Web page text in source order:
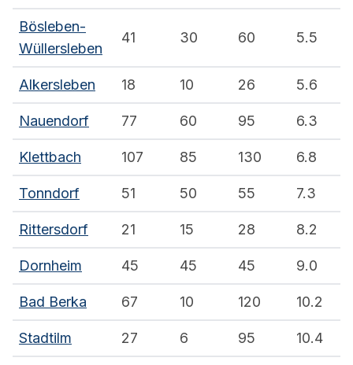
Bösleben-
Wüllersleben
41 30 60 5.5
Alkersleben 18 10 26 5.6
Nauendorf 77 60 95 6.3
Klettbach 107 85 130 6.8
Tonndorf 51 50 55 7.3
Rittersdorf 21 15 28 8.2
Dornheim 45 45 45 9.0
Bad Berka 67 10 120 10.2
Stadtilm 27 6 95 10.4